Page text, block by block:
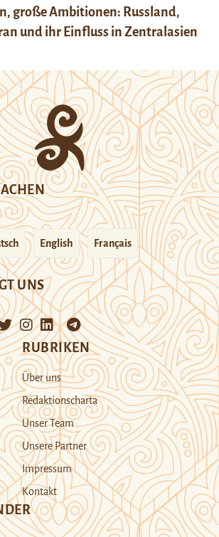
große Ambitionen: Russland,
und ihr Einfluss in Zentralasien
English Français
UNS
RUBRIKEN
Über uns
Redaktionscharta
Unser Team
Unsere Partner
Impressum
Kontakt